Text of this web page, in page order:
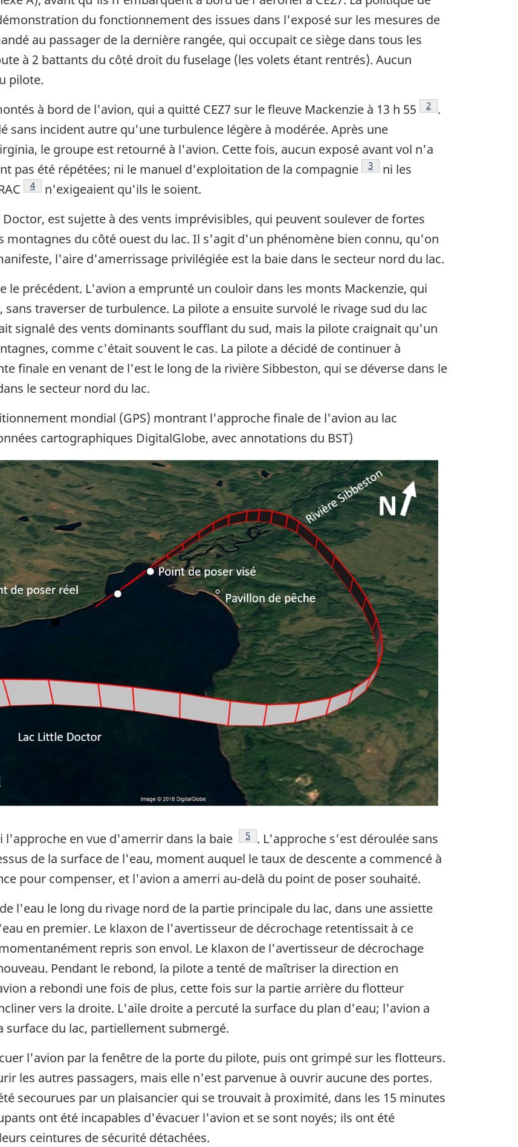
du fonctionnement des issues dans l'exposé sur les mesures de
au passager de la dernière rangée, qui occupait ce siège dans tous les
à 2 battants du côté droit du fuselage (les volets étant rentrés). Aucun
pilote.
à bord de l'avion, qui a quitté CEZ7 sur le fleuve Mackenzie à 13 h 55
Note de bas de page
2 .
sans incident autre qu'une turbulence légère à modérée. Après une
le groupe est retourné à l'avion. Cette fois, aucun exposé avant vol n'a
pas été répétées; ni le manuel d'exploitation de la compagnie
Note de bas de page
3
ni les
Note de bas de page
4
n'exigeaient qu'ils le soient.
est sujette à des vents imprévisibles, qui peuvent soulever de fortes
montagnes du côté ouest du lac. Il s'agit d'un phénomène bien connu, qu'on
l'aire d'amerrissage privilégiée est la baie dans le secteur nord du lac.
le précédent. L'avion a emprunté un couloir dans les monts Mackenzie, qui
traverser de turbulence. La pilote a ensuite survolé le rivage sud du lac
signalé des vents dominants soufflant du sud, mais la pilote craignait qu'un
comme c'était souvent le cas. La pilote a décidé de continuer à
finale en venant de l'est le long de la rivière Sibbeston, qui se déverse dans le
le secteur nord du lac.
mondial (GPS) montrant l'approche finale de l'avion au lac
cartographiques DigitalGlobe, avec annotations du BST)
l'approche en vue d'amerrir dans la baie Note de bas de page
5 . L'approche s'est déroulée sans
de la surface de l'eau, moment auquel le taux de descente a commencé à
pour compenser, et l'avion a amerri au-delà du point de poser souhaité.
l'eau le long du rivage nord de la partie principale du lac, dans une assiette
en premier. Le klaxon de l'avertisseur de décrochage retentissait à ce
repris son envol. Le klaxon de l'avertisseur de décrochage
Pendant le rebond, la pilote a tenté de maîtriser la direction en
a rebondi une fois de plus, cette fois sur la partie arrière du flotteur
vers la droite. L'aile droite a percuté la surface du plan d'eau; l'avion a
du lac, partiellement submergé.
l'avion par la fenêtre de la porte du pilote, puis ont grimpé sur les flotteurs.
les autres passagers, mais elle n'est parvenue à ouvrir aucune des portes.
secourues par un plaisancier qui se trouvait à proximité, dans les 15 minutes
ont été incapables d'évacuer l'avion et se sont noyés; ils ont été
ceintures de sécurité détachées.